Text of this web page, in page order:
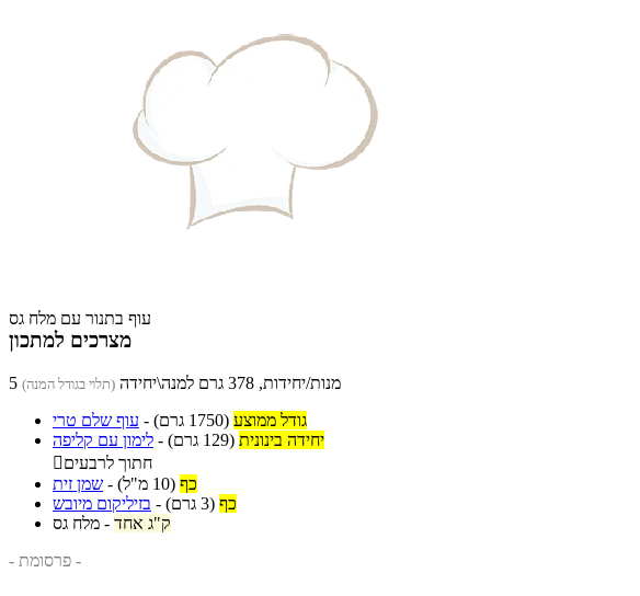
עוף בתנור עם מלח גס
מצרכים למתכון
5 מנות/יחידות, 378 גרם למנה\יחידה (תלוי בגודל המנה)
עוף שלם טרי - גודל ממוצע (1750 גרם)
לימון עם קליפה - יחידה בינונית (129 גרם)
חתוך לרבעים
שמן זית - כף (10 מ"ל)
בזיליקום מיובש - כף (3 גרם)
מלח גס - ק"ג אחד
- פרסומת -